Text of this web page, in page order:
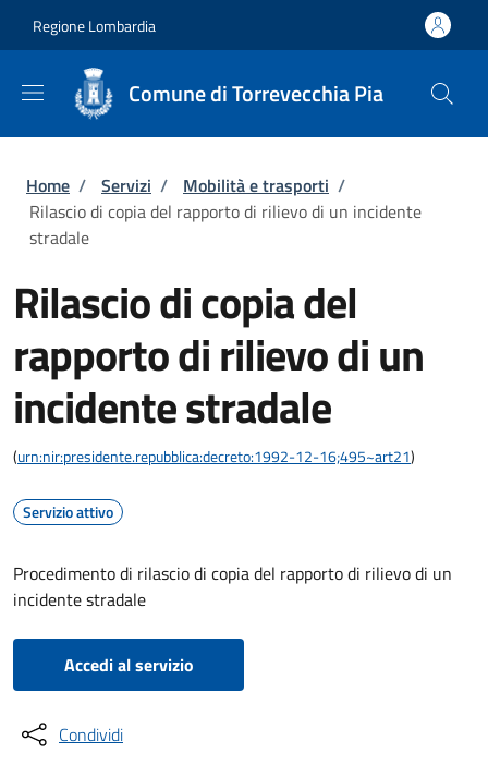
Regione Lombardia
Comune di Torrevecchia Pia
Briciole di pane
Home / Servizi / Mobilità e trasporti /
Rilascio di copia del rapporto di rilievo di un incidente
stradale
Rilascio di copia del
rapporto di rilievo di un
incidente stradale
(urn:nir:presidente.repubblica:decreto:1992-12-16;495~art21)
Servizio attivo
Procedimento di rilascio di copia del rapporto di rilievo di un
incidente stradale
Accedi al servizio
Condividi